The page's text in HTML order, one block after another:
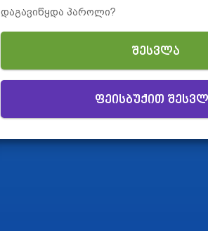
დაგავიწყდა პაროლი?